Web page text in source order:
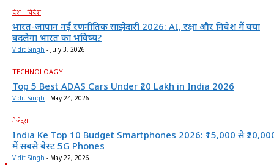
देश - विदेश
भारत-जापान नई रणनीतिक साझेदारी 2026: AI, रक्षा और निवेश में क्या
बदलेगा भारत का भविष्य?
Vidit Singh - July 3, 2026
TECHNOLOAGY
Top 5 Best ADAS Cars Under ₹20 Lakh in India 2026
Vidit Singh - May 24, 2026
गैजेट्स
India Ke Top 10 Budget Smartphones 2026: ₹15,000 से
में सबसे बेस्ट 5G Phones
Vidit Singh - May 22, 2026